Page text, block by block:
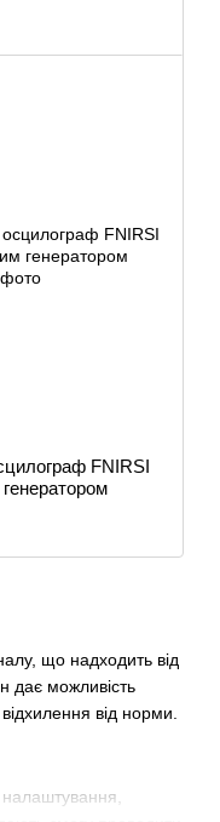
що надходить від
дає можливість
від норми.
FNIRSI